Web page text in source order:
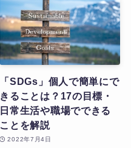
「SDGs」個人で簡単にで
きることは？17の目標・
日常生活や職場でできる
ことを解説
2022年7月4日